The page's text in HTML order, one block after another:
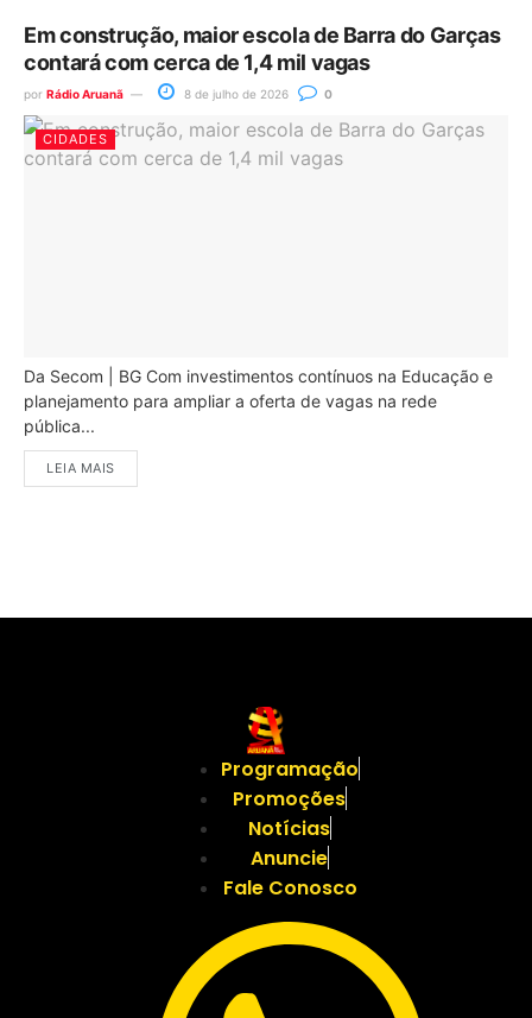
Em construção, maior escola de Barra do Garças
contará com cerca de 1,4 mil vagas
por Rádio Aruanã 8 de julho de 2026 0
CIDADES
Da Secom | BG Com investimentos contínuos na Educação e
planejamento para ampliar a oferta de vagas na rede
pública...
LEIA MAIS
Programação
Promoções
Notícias
Anuncie
Fale Conosco